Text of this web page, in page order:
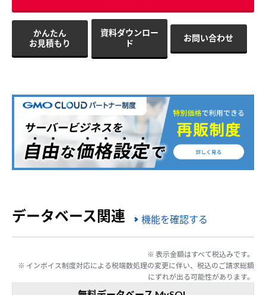
かんたん
お見積もり
資料ダウンロー
ド
お問い合わせ
データベース関連 機能を確認する
※ 表示金額はすべて税込みです。
※ インボイス制度対応による税端数処理の変更に伴い、税込のご請求総額
にずれが出る可能性があります。